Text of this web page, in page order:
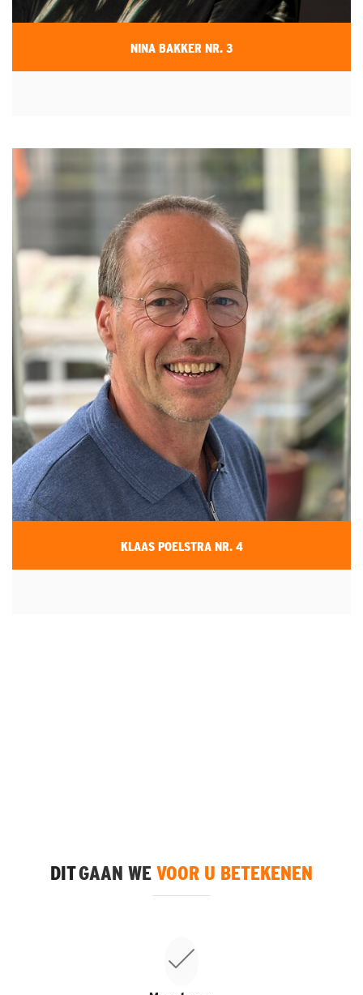
NINA BAKKER NR. 3
KLAAS POELSTRA NR. 4
DITGAAN WE VOOR U BETEKENEN